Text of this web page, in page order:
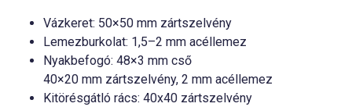
Vázkeret: 50×50 mm zártszelvény
Lemezburkolat: 1,5–2 mm acéllemez
Nyakbefogó: 48×3 mm cső
40×20 mm zártszelvény, 2 mm acéllemez
Kitörésgátló rács: 40x40 zártszelvény